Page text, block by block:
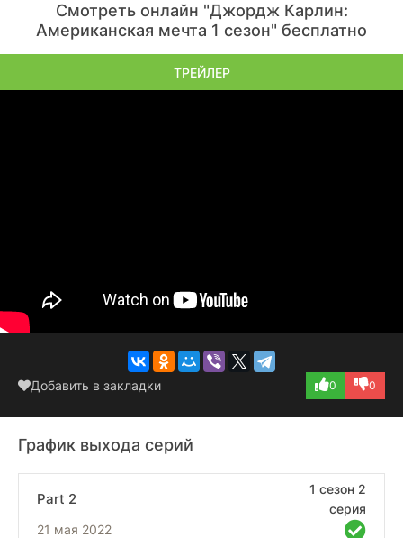
Смотреть онлайн "Джордж Карлин:
Американская мечта 1 сезон" бесплатно
ТРЕЙЛЕР
Добавить в закладки 0 0
График выхода серий
1 сезон 2
серия
Part 2
21 мая 2022